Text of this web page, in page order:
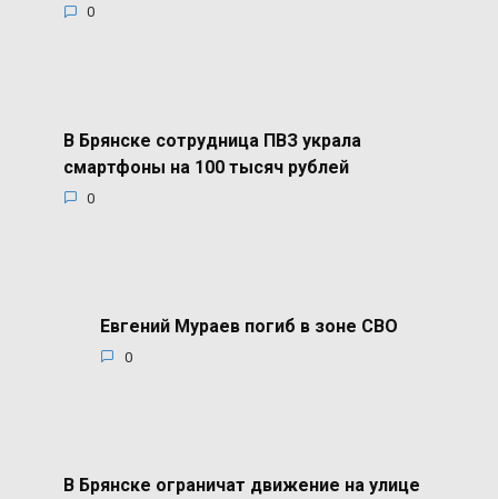
0
В Брянске сотрудница ПВЗ украла
смартфоны на 100 тысяч рублей
0
Евгений Мураев погиб в зоне СВО
0
В Брянске ограничат движение на улице